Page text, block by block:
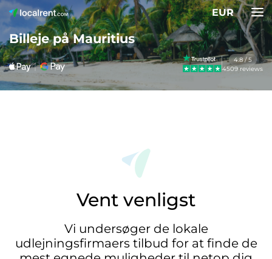
EUR
Billeje på Mauritius
4.8 / 5
4509 reviews
Vent venligst
Vi undersøger de lokale
udlejningsfirmaers tilbud for at finde de